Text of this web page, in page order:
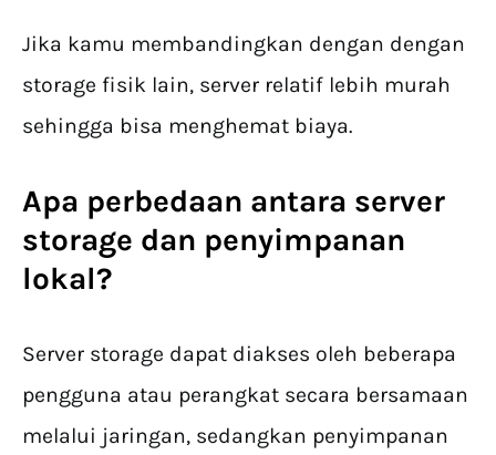
Jika kamu membandingkan dengan dengan
storage fisik lain, server relatif lebih murah
sehingga bisa menghemat biaya.
Apa perbedaan antara server
storage dan penyimpanan
lokal?
Server storage dapat diakses oleh beberapa
pengguna atau perangkat secara bersamaan
melalui jaringan, sedangkan penyimpanan